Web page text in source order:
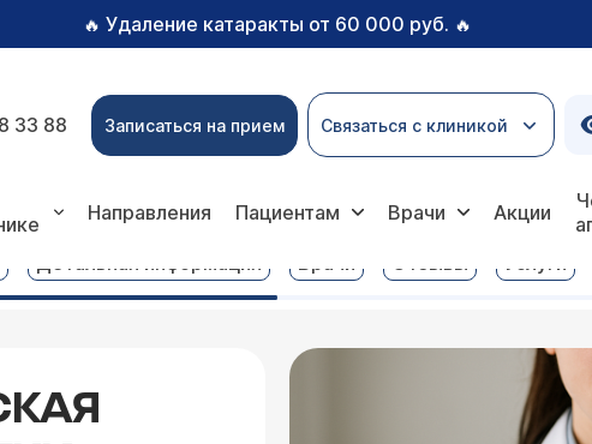
🔥 Удаление катаракты от 60 000 руб. 🔥
33 88 Записаться на прием Связаться с клиникой
Направления Пациентам Врачи Акции
Детальная информация Врачи Отзывы Услуги